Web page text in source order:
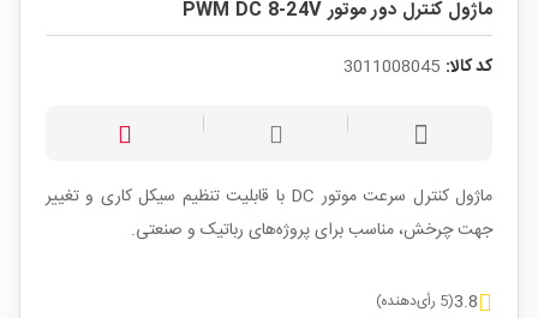
ماژول کنترل دور موتور PWM DC 8-24V
کد کالا: 3011008045
ماژول کنترل سرعت موتور DC با قابلیت تنظیم سیکل کاری و تغییر
جهت چرخش، مناسب برای پروژه‌های رباتیک و صنعتی.
3.8(5 رأی‌دهنده)